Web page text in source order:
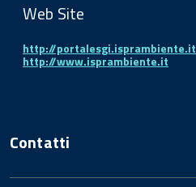
Web Site
http://portalesgi.isprambiente.it
http://www.isprambiente.it
Contatti